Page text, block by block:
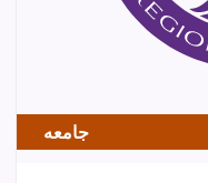
جامعه